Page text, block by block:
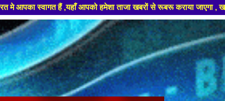
हमेशा ताजा खबरों से रूबरू कराया जाएगा , खबर ओर विज्ञापन के